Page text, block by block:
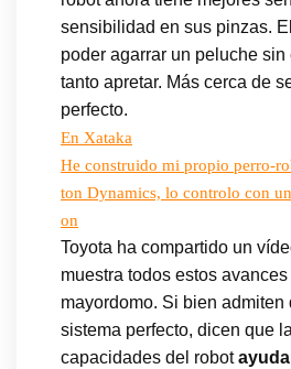
sensibilidad en sus pinzas.
poder agarrar un peluche
tanto apretar. Más cerca de
perfecto.
En Xataka
He construido mi propio perro-
ton Dynamics, lo controlo con
on
Toyota ha compartido un
muestra todos estos
mayordomo. Si bien admiten
sistema perfecto, dicen que
capacidades del robot